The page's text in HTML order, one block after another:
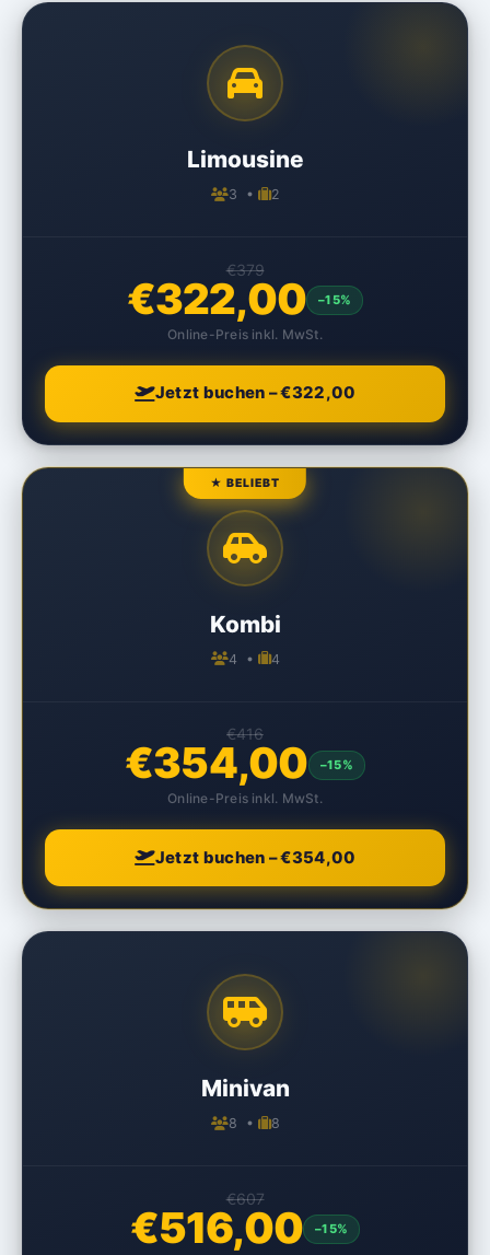
Limousine
3 • 2
€379
€322,00 –15%
Online-Preis inkl. MwSt.
Jetzt buchen – €322,00
★ BELIEBT
Kombi
4 • 4
€416
€354,00 –15%
Online-Preis inkl. MwSt.
Jetzt buchen – €354,00
Minivan
8 • 8
€607
€516,00 –15%